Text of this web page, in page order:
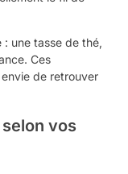
: une tasse de thé,
Ces
de retrouver
vos